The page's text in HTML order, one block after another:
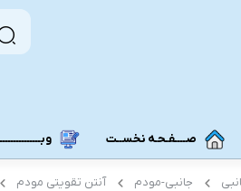
صــــفـحـه نخســت
جانبی-مودم آنتن تقویتی مودم